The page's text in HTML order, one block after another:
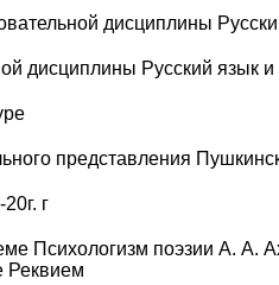
дисциплины
дисциплины Русский язык
представления
г
Психологизм поэзии А. А.
Реквием